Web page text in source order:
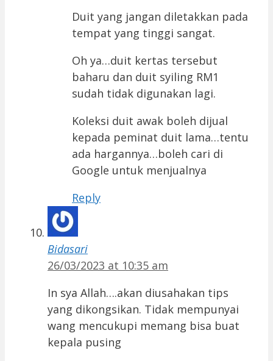
Duit yang jangan diletakkan pada
tempat yang tinggi sangat.
Oh ya…duit kertas tersebut
baharu dan duit syiling RM1
sudah tidak digunakan lagi.
Koleksi duit awak boleh dijual
kepada peminat duit lama…tentu
ada hargannya…boleh cari di
Google untuk menjualnya
Reply
Bidasari
26/03/2023 at 10:35 am
In sya Allah….akan diusahakan tips
yang dikongsikan. Tidak mempunyai
wang mencukupi memang bisa buat
kepala pusing